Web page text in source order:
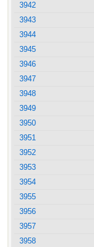
3942
3943
3944
3945
3946
3947
3948
3949
3950
3951
3952
3953
3954
3955
3956
3957
3958